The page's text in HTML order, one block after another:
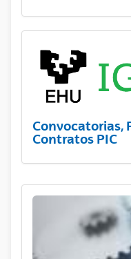
Convocatorias,
Contratos PIC